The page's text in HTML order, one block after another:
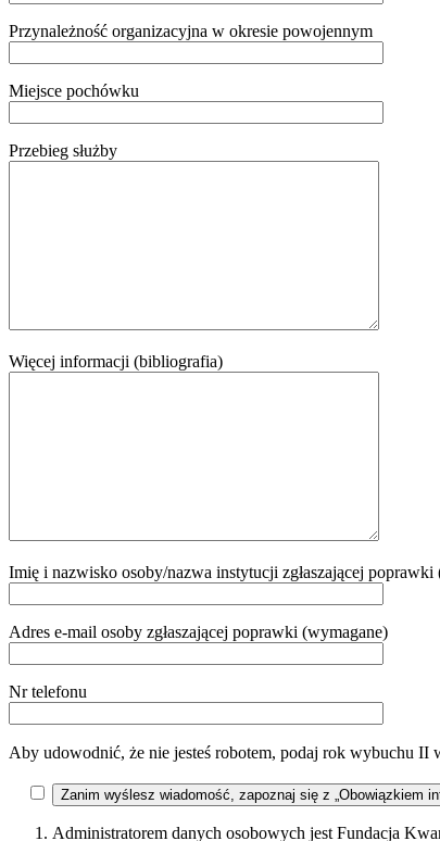
Przynależność organizacyjna w okresie powojennym
Miejsce pochówku
Przebieg służby
Więcej informacji (bibliografia)
Imię i nazwisko osoby/nazwa instytucji zgłaszającej poprawki
Adres e-mail osoby zgłaszającej poprawki (wymagane)
Nr telefonu
Aby udowodnić, że nie jesteś robotem, podaj rok wybuchu II
Zanim wyślesz wiadomość, zapoznaj się z „Obowiązkiem
Administratorem danych osobowych jest Fundacja